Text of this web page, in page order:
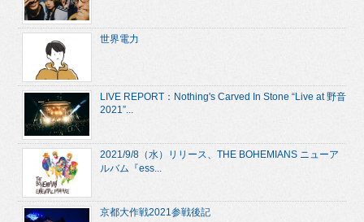
世界電力
LIVE REPORT：Nothing's Carved In Stone “Live at 野音
2021”...
2021/9/8（水）リリース、THE BOHEMIANS ニューア
ルバム『ess...
京都大作戦2021参戦後記